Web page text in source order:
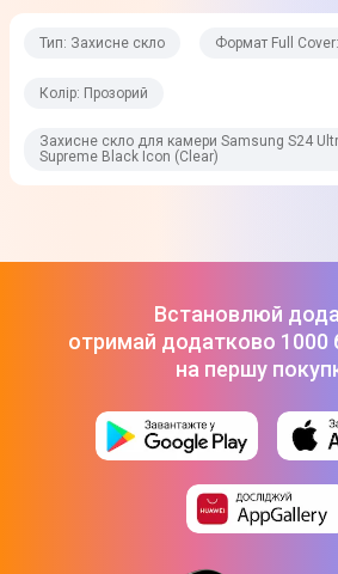
Тип: Захисне скло Формат Full
Колір: Прозорий
Захисне скло для камери Samsung S24
Supreme Black Icon (Clear)
Встановлюй
отримай додатково 1000
на першу